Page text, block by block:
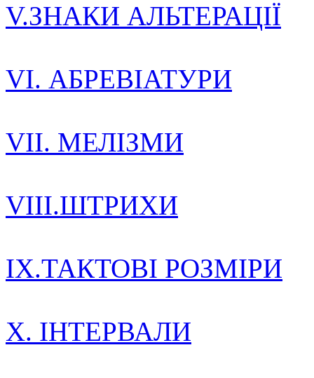
V.ЗНАКИ АЛЬТЕРАЦІЇ
VI. АБРЕВІАТУРИ
VII. МЕЛІЗМИ
VIII.ШТРИХИ
IX.ТАКТОВІ РОЗМІРИ
X. ІНТЕРВАЛИ